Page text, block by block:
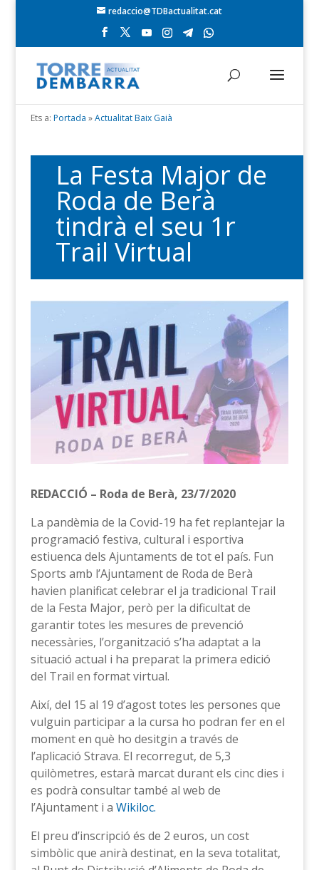
redaccio@TDBactualitat.cat
Ets a: Portada »Actualitat Baix Gaià
La Festa Major de
Roda de Berà
tindrà el seu 1r
Trail Virtual
REDACCIÓ – Roda de Berà, 23/7/2020
La pandèmia de la Covid-19 ha fet replantejar la
programació festiva, cultural i esportiva
estiuenca dels Ajuntaments de tot el país. Fun
Sports amb l’Ajuntament de Roda de Berà
havien planificat celebrar el ja tradicional Trail
de la Festa Major, però per la dificultat de
garantir totes les mesures de prevenció
necessàries, l’organització s’ha adaptat a la
situació actual i ha preparat la primera edició
del Trail en format virtual.
Així, del 15 al 19 d’agost totes les persones que
vulguin participar a la cursa ho podran fer en el
moment en què ho desitgin a través de
l’aplicació Strava. El recorregut, de 5,3
quilòmetres, estarà marcat durant els cinc dies i
es podrà consultar també al web de
l’Ajuntament i a Wikiloc.
El preu d’inscripció és de 2 euros, un cost
simbòlic que anirà destinat, en la seva totalitat,